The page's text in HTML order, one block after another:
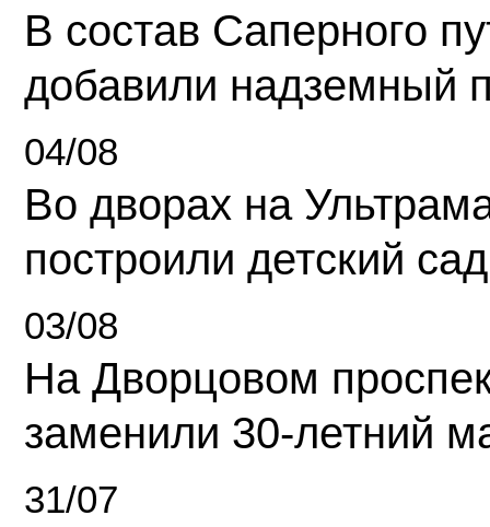
В состав Саперного
добавили надземный
04/08
Во дворах на
построили детский сад
03/08
На Дворцовом
заменили 30-летний
31/07